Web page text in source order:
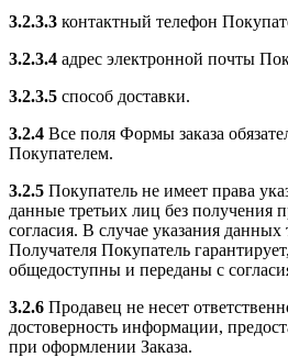
3.2.3.3 контактный телефон
3.2.3.4 адрес электронной почты
3.2.3.5 способ доставки.
3.2.4 Все поля Формы заказа
Покупателем.
3.2.5 Покупатель не имеет права
данные третьих лиц без получения
согласия. В случае указания данных
Получателя Покупатель
общедоступны и переданы с
3.2.6 Продавец не несет
достоверность информации,
при оформлении Заказа.